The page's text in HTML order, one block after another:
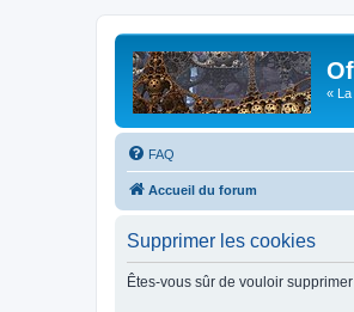
«
FAQ
Accueil du forum
Supprimer les cookies
Êtes-vous sûr de vouloir